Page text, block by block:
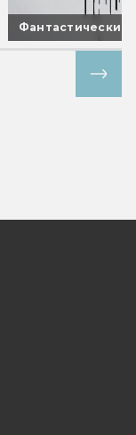
Фантастические